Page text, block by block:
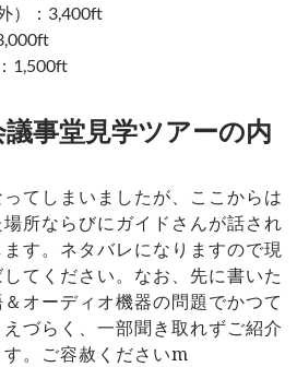
）：3,400ft
1,500ft
事堂見学ツアーの内
てしまいましたが、ここからは
所ならびにガイドさんが話され
す。ネタバレになりますので現
てください。なお、先に書いた
オーディオ機器の問題でかつて
づらく、一部聞き取れずご紹介
。ご容赦くださいm